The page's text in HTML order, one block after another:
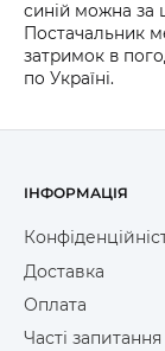
синій можна за
Постачальник
затримок в
по Україні.
ІНФОРМАЦІЯ
Доставка
Оплата
Часті запитання